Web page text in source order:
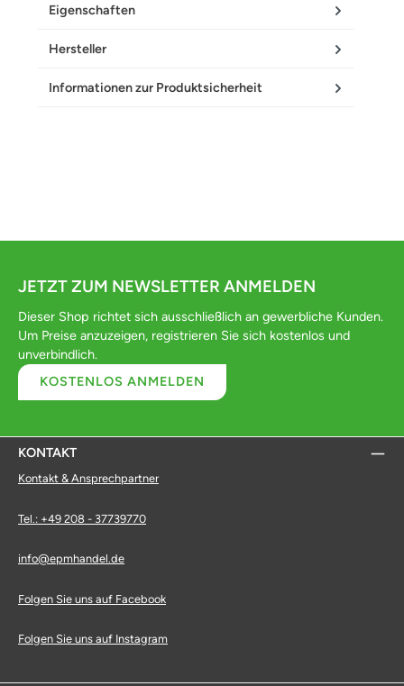
Eigenschaften
Hersteller
Informationen zur Produktsicherheit
JETZT ZUM NEWSLETTER ANMELDEN
Dieser Shop richtet sich ausschließlich an gewerbliche Kunden.
Um Preise anzuzeigen, registrieren Sie sich kostenlos und
unverbindlich.
KOSTENLOS ANMELDEN
KONTAKT
Kontakt & Ansprechpartner
Tel.: +49 208 - 37739770
info@epmhandel.de
Folgen Sie uns auf Facebook
Folgen Sie uns auf Instagram